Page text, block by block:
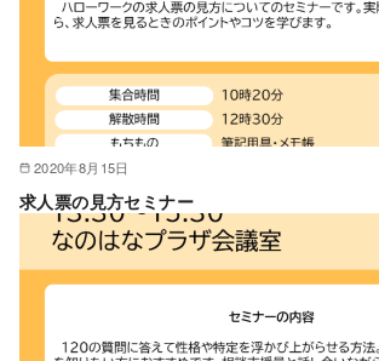
2020年8月15日
求人票の見方セミナー